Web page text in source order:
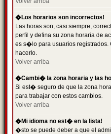
�Los horarios son incorrectos!
Las horas son, casi siempre,
perfil y defina su zona horaria de
es s�lo para usuarios registrados.
hacerlo.
Volver arriba
�Cambi� la zona horaria y las
Si est� seguro de que la zona
para trabajar con estos cambios.
Volver arriba
�Mi idioma no est� en la lista!
�sto se puede deber a que el